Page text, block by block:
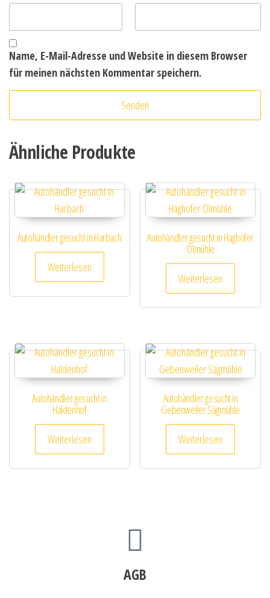
Name, E-Mail-Adresse und Website in diesem Browser
für meinen nächsten Kommentar speichern.
Ähnliche Produkte
Autohändler gesucht in Harbach
Weiterlesen
Autohändler gesucht in Haghofer
Ölmühle
Weiterlesen
Autohändler gesucht in
Haldenhof
Weiterlesen
Autohändler gesucht in
Gebenweiler Sägmühle
Weiterlesen
AGB